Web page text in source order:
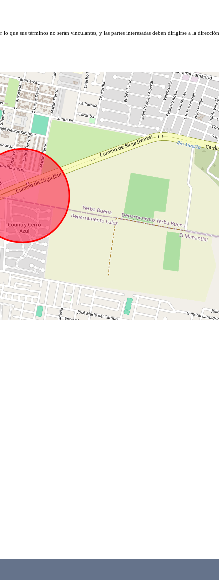
sus términos no serán vinculantes, y las partes interesadas deben dirigirse a la